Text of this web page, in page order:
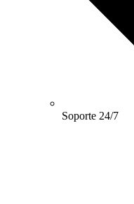
Soporte 24/7